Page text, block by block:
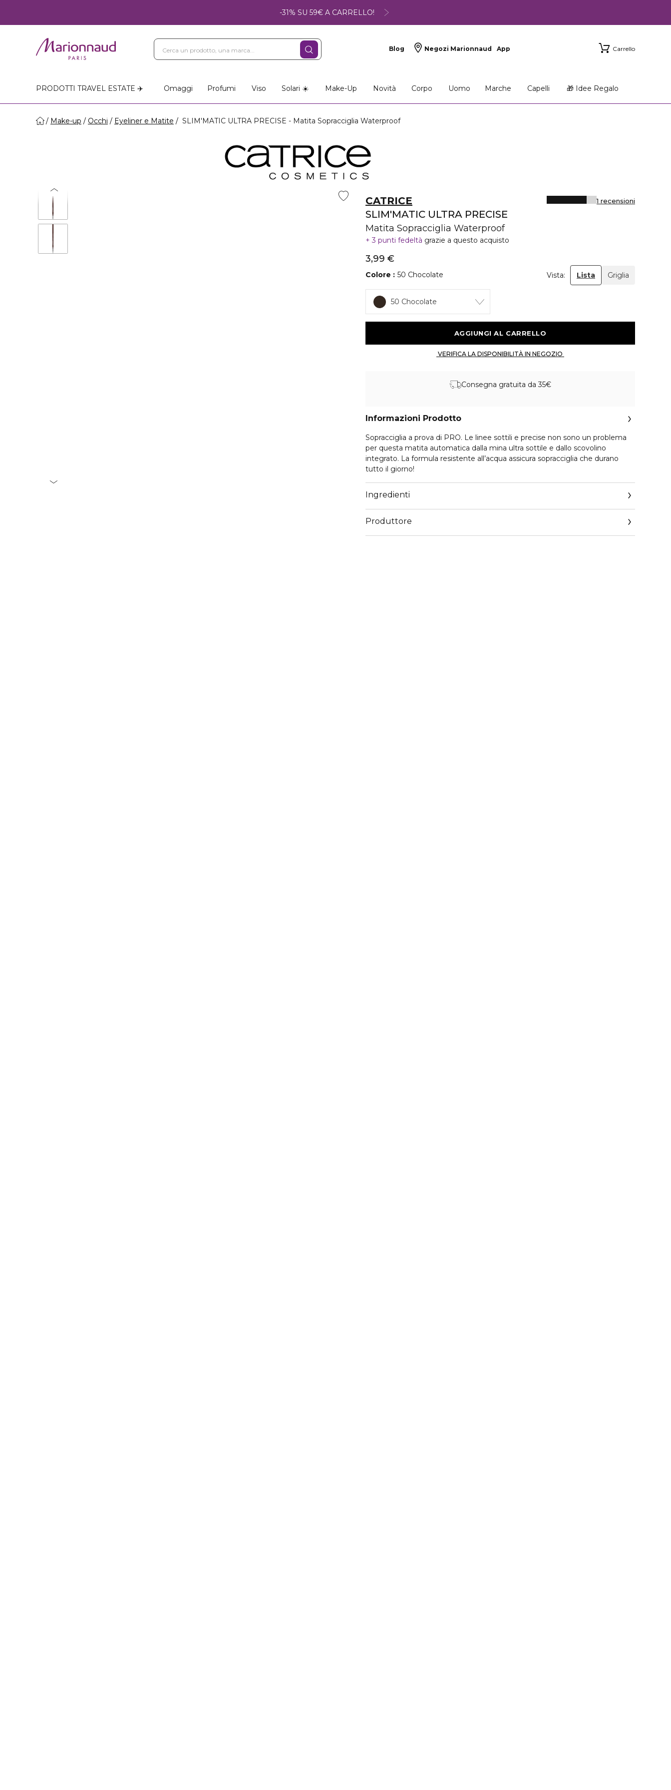
-31% SU 59€ A CARRELLO!
Blog Negozi Marionnaud App Carrello
PRODOTTI TRAVEL ESTATE ✈️ Omaggi Profumi Viso Solari ☀️ Make-Up Novità Corpo Uomo Marche Capelli 🎁 Idee Regalo
Make-up Occhi Eyeliner e Matite SLIM'MATIC ULTRA PRECISE - Matita Sopracciglia Waterproof
CATRICE
SLIM'MATIC ULTRA PRECISE
Matita Sopracciglia Waterproof
1 recensioni
3 punti fedeltà grazie a questo acquisto
3,99 €
Colore 50 Chocolate Vista: Lista Griglia
50 Chocolate
Consegna gratuita da 35€
Informazioni Prodotto
Sopracciglia a prova di PRO. Le linee sottili e precise non sono un problema
per questa matita automatica dalla mina ultra sottile e dallo scovolino
integrato. La formula resistente all’acqua assicura sopracciglia che durano
tutto il giorno!
Ingredienti
Produttore